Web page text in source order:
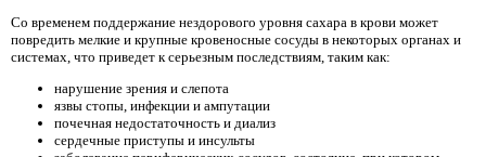
Со временем поддержание нездорового уровня сахара в крови может
повредить мелкие и крупные кровеносные сосуды в некоторых органах и
системах, что приведет к серьезным последствиям, таким как:
нарушение зрения и слепота
язвы стопы, инфекции и ампутации
почечная недостаточность и диализ
сердечные приступы и инсульты